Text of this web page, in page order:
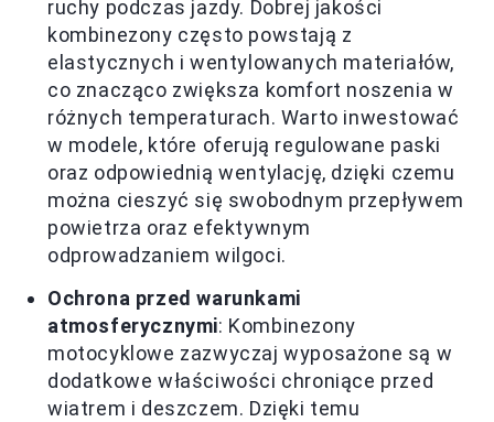
ruchy podczas jazdy. Dobrej jakości
kombinezony często powstają z
elastycznych i wentylowanych materiałów,
co znacząco zwiększa komfort noszenia w
różnych temperaturach. Warto inwestować
w modele, które oferują regulowane paski
oraz odpowiednią wentylację, dzięki czemu
można cieszyć się swobodnym przepływem
powietrza oraz efektywnym
odprowadzaniem wilgoci.
Ochrona przed warunkami
atmosferycznymi: Kombinezony
motocyklowe zazwyczaj wyposażone są w
dodatkowe właściwości chroniące przed
wiatrem i deszczem. Dzięki temu